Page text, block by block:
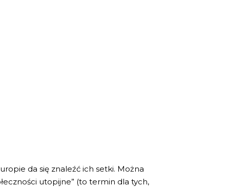
da się znaleźć ich setki. Można
utopijne” (to termin dla tych,